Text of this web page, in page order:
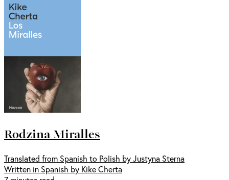
Rodzina Miralles
Translated from Spanish to Polish by Justyna Sterna
Written in Spanish by Kike Cherta